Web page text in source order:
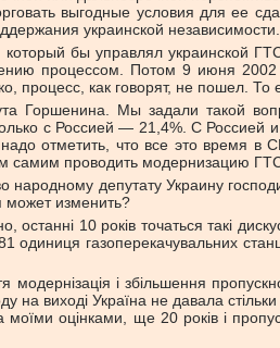
выгодные условия для ее
украинской независимости.
бы управлял украинской
процессом. Потом 9 июня
процесс, как говорят, не пошел.
Горшенина. Мы задали такой
с Россией — 21,4%. С
отметить, что все это время
самим проводить модернизацию
депутату Украину
может изменить?
10 років точаться такі
одиниця газоперекачувальних
і збільшення
на виході Україна не давала
моїми оцінками, ще 20 років і